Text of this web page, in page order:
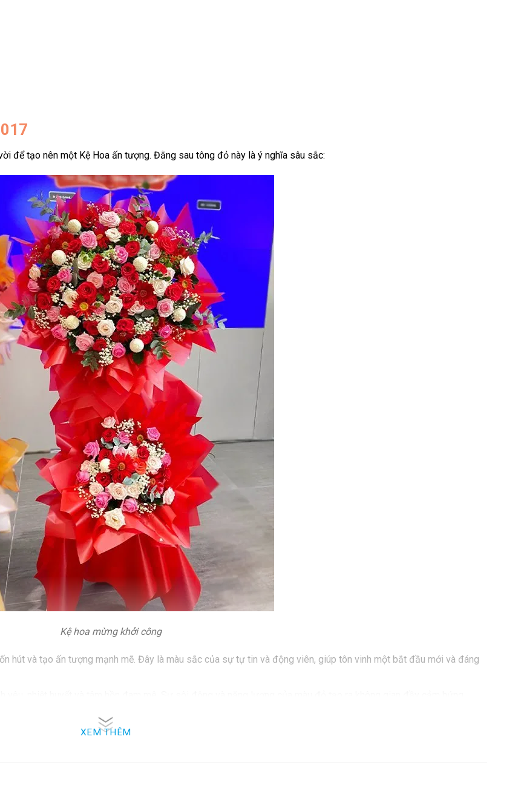
để tạo nên một Kệ Hoa ấn tượng. Đằng sau tông đỏ này là ý nghĩa sâu sắc:
Kệ hoa mừng khởi công
hút và tạo ấn tượng mạnh mẽ. Đây là màu sắc của sự tự tin và động viên, giúp tôn vinh một bắt đầu mới và đáng
là biểu tượng của sự may mắn và tài lộc. Sự lựa chọn màu đỏ trong Kệ Khai Trương mang theo thông điệp về sự
XEM THÊM